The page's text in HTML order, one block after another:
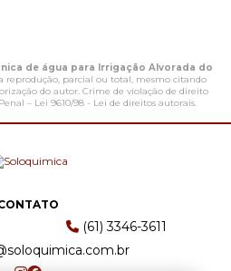
de água para Irrigação Alvorada do
reprodução, parcial ou total, mesmo citando
do autor. Crime de violação de direito
– Lei 9610/98 - Lei de direitos autorais.
(61) 3346-3611